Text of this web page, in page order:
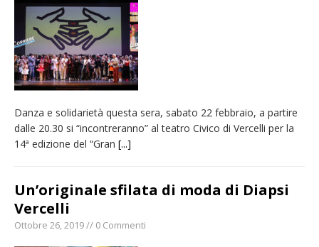
pellegrinaggio diocesano
Intervento dei vigili del fuoco per un
incendio di sterpaglie a Caresanablot
Asl Vc: arrivano i nuovi totem multifunzionali
per i pagamenti delle prestazioni
Dieci anni fa l’ingresso a Vercelli
dell’arcivescovo mons. Marco Arnolfo
Danza e solidarietà questa sera, sabato 22 febbraio, a partire
dalle 20.30 si “incontreranno” al teatro Civico di Vercelli per la
14ª edizione del “Gran [...]
Un’originale sfilata di moda di Diapsi
Vercelli
Ottobre 26, 2019 // 0 Commenti